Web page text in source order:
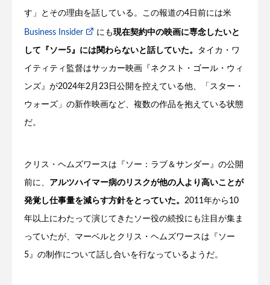
す」とその理由を話している。この報道の4日前には米
Business Insider にも現在契約中の映画に専念したいと
して『ソー5』には関わらないと話していた。 タイカ・ワ
イティティ監督はサッカー映画『ネクスト・ゴール・ウィ
ンズ』が2024年2月23日公開を控えている他、「スター・
ウォーズ」の新作映画など、複数の作品を抱えている状態
だ。
クリス・ヘムズワースは『ソー：ラブ＆サンダー』の公開
前に、 アルツハイマー病のリスクが他の人より高いことが
発覚し仕事量を減らす方針をとっていた。 2011年から10
年以上にわたって演じてきたソー役の続投にも注目が集ま
っていたが、マーベルとクリス・ヘムズワースは『ソー
5』の制作について話し合いを行なっているようだ。